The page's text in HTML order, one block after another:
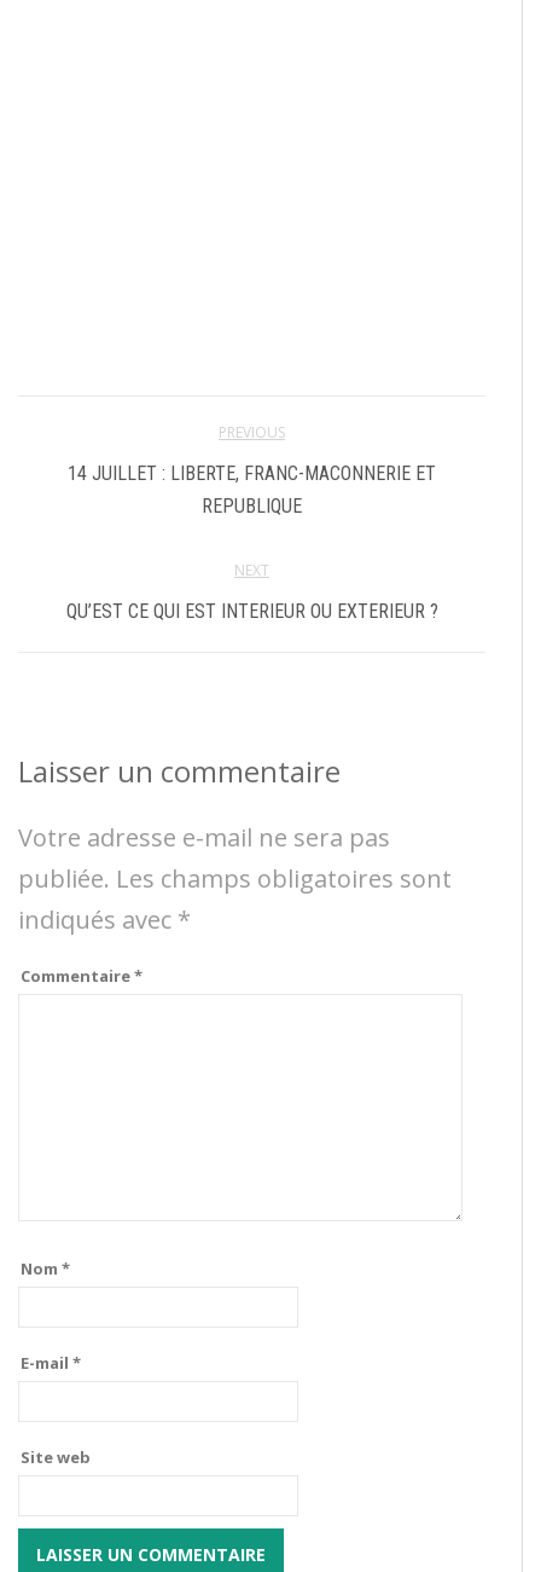
PREVIOUS
14 JUILLET : LIBERTE, FRANC-MACONNERIE ET
REPUBLIQUE
NEXT
QU’EST CE QUI EST INTERIEUR OU EXTERIEUR ?
Laisser un commentaire
Votre adresse e-mail ne sera pas
publiée. Les champs obligatoires sont
indiqués avec *
Commentaire*
Nom *
E-mail *
Site web